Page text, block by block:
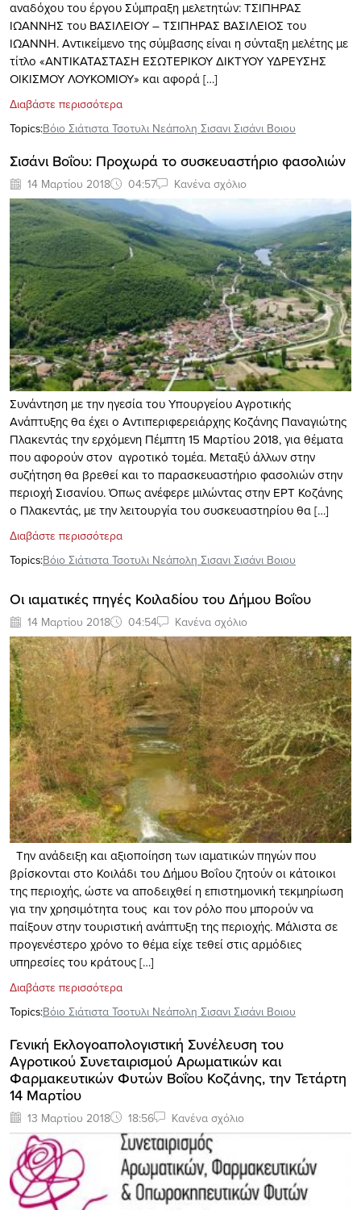
αναδόχου του έργου Σύμπραξη μελετητών: ΤΣΙΠΗΡΑΣ
ΙΩΑΝΝΗΣ του ΒΑΣΙΛΕΙΟΥ – ΤΣΙΠΗΡΑΣ ΒΑΣΙΛΕΙΟΣ του
ΙΩΑΝΝΗ. Αντικείμενο της σύμβασης είναι η σύνταξη μελέτης με
τίτλο «ΑΝΤΙΚΑΤΑΣΤΑΣΗ ΕΣΩΤΕΡΙΚΟΥ ΔΙΚΤΥΟΥ ΥΔΡΕΥΣΗΣ
ΟΙΚΙΣΜΟΥ ΛΟΥΚΟΜΙΟΥ» και αφορά […]
Διαβάστε περισσότερα
Topics:Βόιο Σιάτιστα Τσοτυλι Νεάπολη Σισανι Σισάνι Βοιου
Σισάνι Βοΐου: Προχωρά το συσκευαστήριο φασολιών
14 Μαρτίου 2018 04:57 Κανένα σχόλιο
Συνάντηση με την ηγεσία του Υπουργείου Αγροτικής
Ανάπτυξης θα έχει ο Αντιπεριφερειάρχης Κοζάνης Παναγιώτης
Πλακεντάς την ερχόμενη Πέμπτη 15 Μαρτίου 2018, για θέματα
που αφορούν στον αγροτικό τομέα. Μεταξύ άλλων στην
συζήτηση θα βρεθεί και το παρασκευαστήριο φασολιών στην
περιοχή Σισανίου. Όπως ανέφερε μιλώντας στην ΕΡΤ Κοζάνης
ο Πλακεντάς, με την λειτουργία του συσκευαστηρίου θα […]
Διαβάστε περισσότερα
Topics:Βόιο Σιάτιστα Τσοτυλι Νεάπολη Σισανι Σισάνι Βοιου
Οι ιαματικές πηγές Κοιλαδίου του Δήμου Βοΐου
14 Μαρτίου 2018 04:54 Κανένα σχόλιο
Την ανάδειξη και αξιοποίηση των ιαματικών πηγών που
βρίσκονται στο Κοιλάδι του Δήμου Βοΐου ζητούν οι κάτοικοι
της περιοχής, ώστε να αποδειχθεί η επιστημονική τεκμηρίωση
για την χρησιμότητα τους και τον ρόλο που μπορούν να
παίξουν στην τουριστική ανάπτυξη της περιοχής. Μάλιστα σε
προγενέστερο χρόνο το θέμα είχε τεθεί στις αρμόδιες
υπηρεσίες του κράτους […]
Διαβάστε περισσότερα
Topics:Βόιο Σιάτιστα Τσοτυλι Νεάπολη Σισανι Σισάνι Βοιου
Γενική Εκλογοαπολογιστική Συνέλευση του
Αγροτικού Συνεταιρισμού Αρωματικών και
Φαρμακευτικών Φυτών Βοΐου Κοζάνης, την Τετάρτη
14 Μαρτίου
13 Μαρτίου 2018 18:56 Κανένα σχόλιο